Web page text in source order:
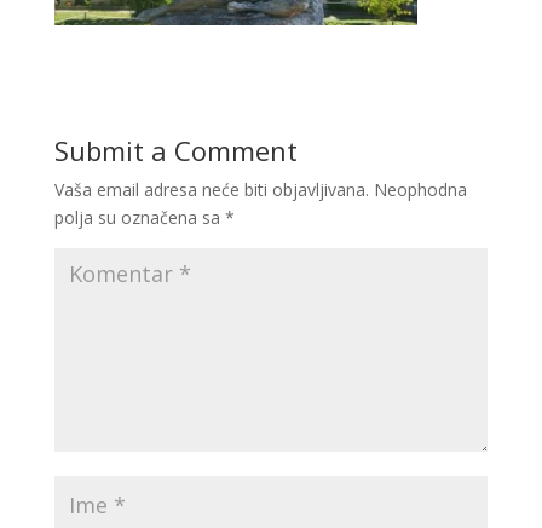
Submit a Comment
Vaša email adresa neće biti objavljivana. Neophodna
polja su označena sa *